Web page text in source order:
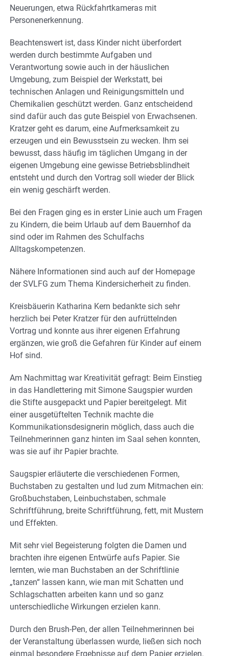
Neuerungen, etwa Rückfahrtkameras mit
Personenerkennung.
Beachtenswert ist, dass Kinder nicht überfordert
werden durch bestimmte Aufgaben und
Verantwortung sowie auch in der häuslichen
Umgebung, zum Beispiel der Werkstatt, bei
technischen Anlagen und Reinigungsmitteln und
Chemikalien geschützt werden. Ganz entscheidend
sind dafür auch das gute Beispiel von Erwachsenen.
Kratzer geht es darum, eine Aufmerksamkeit zu
erzeugen und ein Bewusstsein zu wecken. Ihm sei
bewusst, dass häufig im täglichen Umgang in der
eigenen Umgebung eine gewisse Betriebsblindheit
entsteht und durch den Vortrag soll wieder der Blick
ein wenig geschärft werden.
Bei den Fragen ging es in erster Linie auch um Fragen
zu Kindern, die beim Urlaub auf dem Bauernhof da
sind oder im Rahmen des Schulfachs
Alltagskompetenzen.
Nähere Informationen sind auch auf der Homepage
der SVLFG zum Thema Kindersicherheit zu finden.
Kreisbäuerin Katharina Kern bedankte sich sehr
herzlich bei Peter Kratzer für den aufrüttelnden
Vortrag und konnte aus ihrer eigenen Erfahrung
ergänzen, wie groß die Gefahren für Kinder auf einem
Hof sind.
Am Nachmittag war Kreativität gefragt: Beim Einstieg
in das Handlettering mit Simone Saugspier wurden
die Stifte ausgepackt und Papier bereitgelegt. Mit
einer ausgetüftelten Technik machte die
Kommunikationsdesignerin möglich, dass auch die
Teilnehmerinnen ganz hinten im Saal sehen konnten,
was sie auf ihr Papier brachte.
Saugspier erläuterte die verschiedenen Formen,
Buchstaben zu gestalten und lud zum Mitmachen ein:
Großbuchstaben, Leinbuchstaben, schmale
Schriftführung, breite Schriftführung, fett, mit Mustern
und Effekten.
Mit sehr viel Begeisterung folgten die Damen und
brachten ihre eigenen Entwürfe aufs Papier. Sie
lernten, wie man Buchstaben an der Schriftlinie
„tanzen“ lassen kann, wie man mit Schatten und
Schlagschatten arbeiten kann und so ganz
unterschiedliche Wirkungen erzielen kann.
Durch den Brush-Pen, der allen Teilnehmerinnen bei
der Veranstaltung überlassen wurde, ließen sich noch
einmal besondere Ergebnisse auf dem Papier erzielen.